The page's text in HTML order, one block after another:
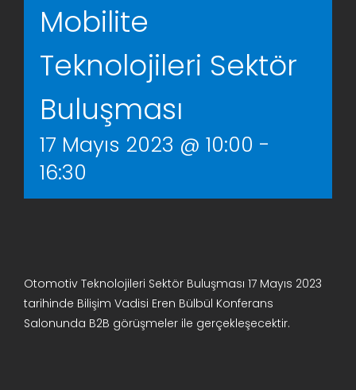
Mobilite
Teknolojileri Sektör
Buluşması
17 Mayıs 2023 @ 10:00 -
16:30
Otomotiv Teknolojileri Sektör Buluşması 17 Mayıs 2023
tarihinde Bilişim Vadisi Eren Bülbül Konferans
Salonunda B2B görüşmeler ile gerçekleşecektir.